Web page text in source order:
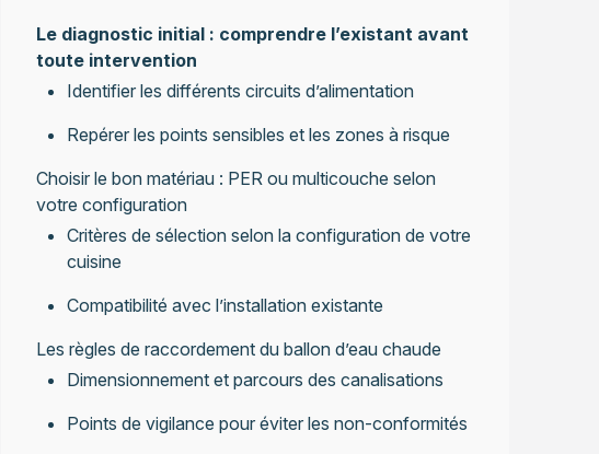
Le diagnostic initial : comprendre l’existant avant
toute intervention
Identifier les différents circuits d’alimentation
Repérer les points sensibles et les zones à risque
Choisir le bon matériau : PER ou multicouche selon
votre configuration
Critères de sélection selon la configuration de votre
cuisine
Compatibilité avec l’installation existante
Les règles de raccordement du ballon d’eau chaude
Dimensionnement et parcours des canalisations
Points de vigilance pour éviter les non-conformités